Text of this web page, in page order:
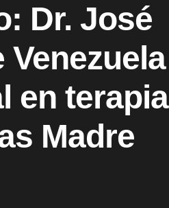
Dr. José
en terapia
Madre